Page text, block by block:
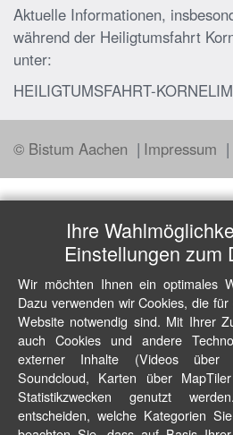
Aktuelle Informationen,
während der Heiligtumsfahrt
unter:
HEILIGTUMSFAHRT-
© Bistum Aachen Impressum
Ihre
Einstellungen zum
Wir möchten Ihnen ein optimales
Dazu verwenden wir Cookies, die
Website notwendig sind. Mit Ihrer
auch Cookies und andere
externer Inhalte (Videos über
Soundcloud, Karten über
Statistikzwecken genutzt
entscheiden, welche Kategorien